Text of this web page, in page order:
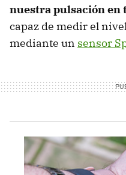
nuestra pulsación en
capaz de medir el
mediante un sensor